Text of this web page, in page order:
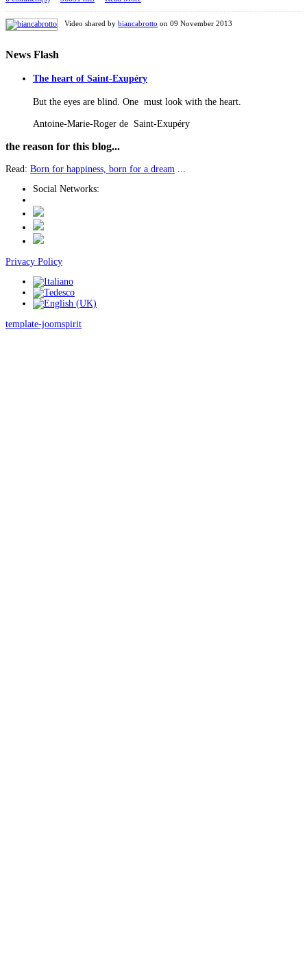
Video shared by biancabrotto on 09 November 2013
News Flash
The heart of Saint-Exupéry
But the eyes are blind. One must look with the heart.
Antoine-Marie-Roger de Saint-Exupéry
the reason for this blog...
Read: Born for happiness, born for a dream
Social Networks:
Privacy Policy
template-joomspirit